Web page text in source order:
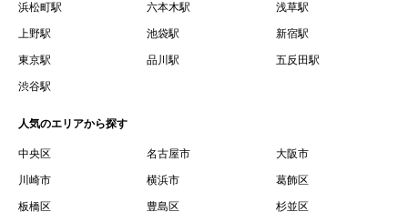
借契約書およびオプション注文書を意味します。
９.「契約期間開始日」とは、定期建物賃貸借契約（以下
「賃貸借契約」と言います）の開始日のことで、利用者の
賃借権が発生する日を意味します。
するために、選んだ物件を保留することを意味します。
１１.「予約情報」とは、物件を予約するために必要な当社
所定の情報を意味します。物件情報や期間、オプション等
浜松町駅 六本木駅 浅草駅
上野駅 池袋駅 新宿駅
東京駅 品川駅 五反田駅
渋谷駅
人気のエリアから探す
中央区 名古屋市 大阪市
川崎市 横浜市 葛飾区
板橋区 豊島区 杉並区